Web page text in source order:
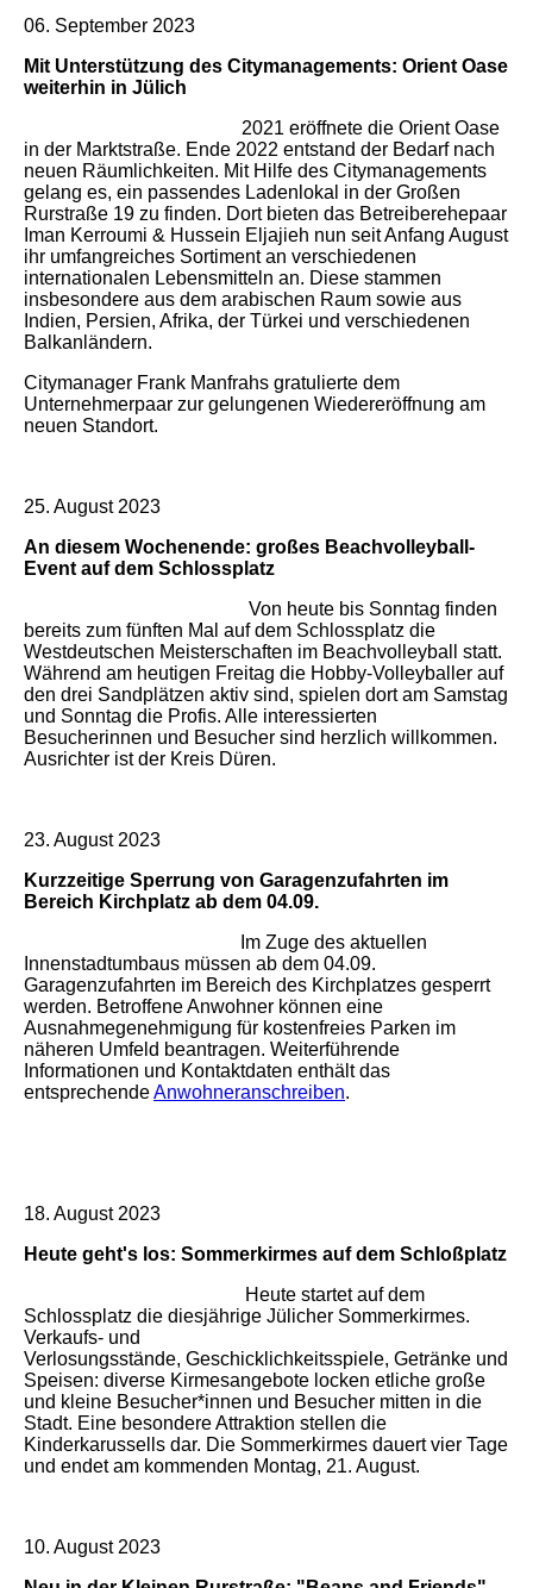
06. September 2023
Mit Unterstützung des Citymanagements: Orient Oase
weiterhin in Jülich
2021 eröffnete die Orient Oase
in der Marktstraße. Ende 2022 entstand der Bedarf nach
neuen Räumlichkeiten. Mit Hilfe des Citymanagements
gelang es, ein passendes Ladenlokal in der Großen
Rurstraße 19 zu finden. Dort bieten das Betreiberehepaar
Iman Kerroumi & Hussein Eljajieh nun seit Anfang August
ihr umfangreiches Sortiment an verschiedenen
internationalen Lebensmitteln an. Diese stammen
insbesondere aus dem arabischen Raum sowie aus
Indien, Persien, Afrika, der Türkei und verschiedenen
Balkanländern.
Citymanager Frank Manfrahs gratulierte dem
Unternehmerpaar zur gelungenen Wiedereröffnung am
neuen Standort.
25. August 2023
An diesem Wochenende: großes Beachvolleyball-
Event auf dem Schlossplatz
Von heute bis Sonntag finden
bereits zum fünften Mal auf dem Schlossplatz die
Westdeutschen Meisterschaften im Beachvolleyball statt.
Während am heutigen Freitag die Hobby-Volleyballer auf
den drei Sandplätzen aktiv sind, spielen dort am Samstag
und Sonntag die Profis. Alle interessierten
Besucherinnen und Besucher sind herzlich willkommen.
Ausrichter ist der Kreis Düren.
23. August 2023
Kurzzeitige Sperrung von Garagenzufahrten im
Bereich Kirchplatz ab dem 04.09.
Im Zuge des aktuellen
Innenstadtumbaus müssen ab dem 04.09.
Garagenzufahrten im Bereich des Kirchplatzes gesperrt
werden. Betroffene Anwohner können eine
Ausnahmegenehmigung für kostenfreies Parken im
näheren Umfeld beantragen. Weiterführende
Informationen und Kontaktdaten enthält das
entsprechendeAnwohneranschreiben.
18. August 2023
Heute geht's los: Sommerkirmes auf dem Schloßplatz
Heute startet auf dem
Schlossplatz die diesjährige Jülicher Sommerkirmes.
Verkaufs- und
Verlosungsstände, Geschicklichkeitsspiele, Getränke und
Speisen: diverse Kirmesangebote locken etliche große
und kleine Besucher*innen und Besucher mitten in die
Stadt. Eine besondere Attraktion stellen die
Kinderkarussells dar. Die Sommerkirmes dauert vier Tage
und endet am kommenden Montag, 21. August.
10. August 2023